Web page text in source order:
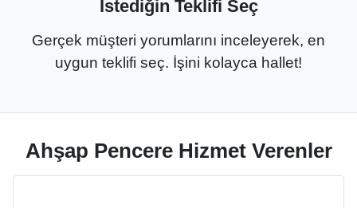
İstediğin Teklifi Seç
Gerçek müşteri yorumlarını inceleyerek, en
uygun teklifi seç. İşini kolayca hallet!
Ahşap Pencere Hizmet Verenler